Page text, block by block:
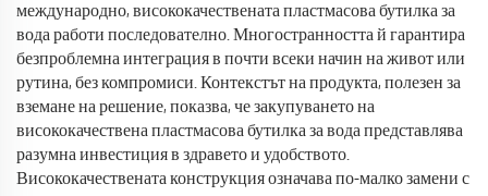
международно, висококачествената пластмасова бутилка за
вода работи последователно. Многостранността й гарантира
безпроблемна интеграция в почти всеки начин на живот или
рутина, без компромиси. Контекстът на продукта, полезен за
вземане на решение, показва, че закупуването на
висококачествена пластмасова бутилка за вода представлява
разумна инвестиция в здравето и удобството.
Висококачествената конструкция означава по-малко замени с